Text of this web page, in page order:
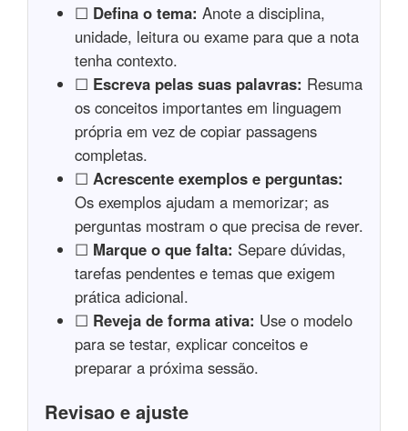
☐ Defina o tema: Anote a disciplina,
unidade, leitura ou exame para que a nota
tenha contexto.
☐ Escreva pelas suas palavras: Resuma
os conceitos importantes em linguagem
própria em vez de copiar passagens
completas.
☐ Acrescente exemplos e perguntas:
Os exemplos ajudam a memorizar; as
perguntas mostram o que precisa de rever.
☐ Marque o que falta: Separe dúvidas,
tarefas pendentes e temas que exigem
prática adicional.
☐ Reveja de forma ativa: Use o modelo
para se testar, explicar conceitos e
preparar a próxima sessão.
Revisao e ajuste